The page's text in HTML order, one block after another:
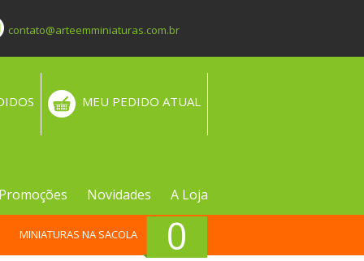
contato@arteemminiaturas.com.br
MEU PEDIDO ATUAL
Promoções Novidades A Loja
0
MINIATURAS NA SACOLA